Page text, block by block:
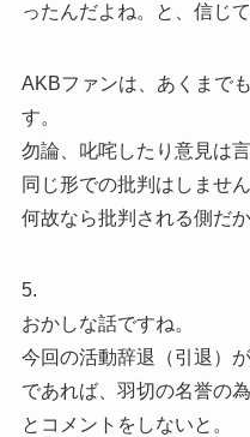
ったんだよね。と、信じて
AKBファンは、あくまで
す。
勿論、叱咤したり意見は
同じ形での批判はしません
何故なら批判される側だか
5.
おかしな話ですね。
今回の活動辞退（引退）
であれば、羽切の名誉の
とコメントをしないと。